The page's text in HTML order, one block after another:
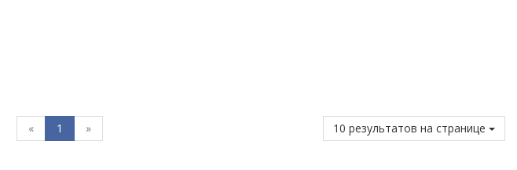
« 1 » 10 результатов на странице